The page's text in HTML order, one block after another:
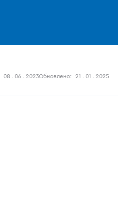
08 . 06 . 2023Обновлено: 21 . 01 . 2025